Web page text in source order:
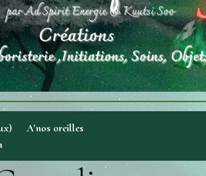
A'nos oreilles